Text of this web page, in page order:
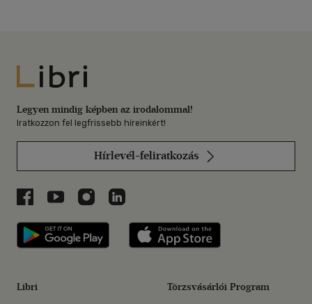
Libri
Legyen mindig képben az irodalommal!
Iratkozzon fel legfrissebb híreinkért!
Hírlevél-feliratkozás
Libri a Facebookon
Libri a Youtube-on
Libri az Instagramon
Libri a LinkedInen
Libri applikáció Szerezd meg: Google
Libri Törzsvásárlói Program